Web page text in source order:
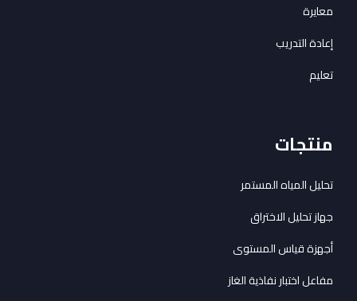
معايرة
إعادة التدريب
تعليم
منتجات
تحليل المياه المستمر
جهاز تحليل الاختراق
أجهزة قياس المستوى
مفاعل اختبار نفاذية الغاز